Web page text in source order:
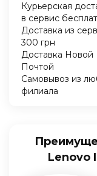
Курьерская
в сервис
Доставка из
300 грн
Доставка Новой
Почтой
Самовывоз из
филиала
Lenovo